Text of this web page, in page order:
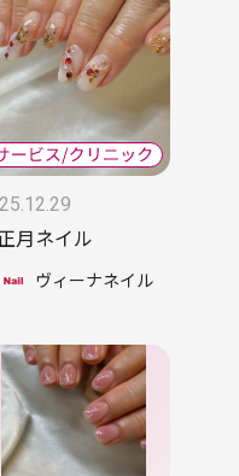
月ネイル
ヴィーナネイル